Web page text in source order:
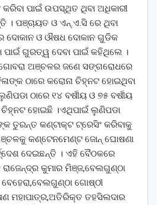
ପାଇଁ ଉପସ୍ଥିତ ଥିବା ଅଧିକାରୀ
। ପଞ୍ଚାୟତ ଓ ଏନ୍.ଏ.ସି ରେ ଥିବା
ଦୋକାନ ଓ ଔଷଧ ଦୋକାନ ଗୁଡିକ
ପାଇଁ ଗୁରତ୍ୱ ଦେବା ପାଇଁ କହିଥିଲେ ।
ଅଞ୍ଚଳର ଜଣେ ସଙ୍ଗରୋଧରେ
ଠାରେ କରୋନା ଚିହ୍ନଟ ହୋଇଥିବା
ଠାରେ ୧୪ ବର୍ଷୀୟ ଓ ୭୫ ବର୍ଷୀୟ
ହୋଇଛି ।ଏଥିପାଇଁ ଲୁଣିପଡା
ତୁରନ୍ତ କଣ୍ଟାକ୍ଟ ଟ୍ରେସିଂ କରିବାକୁ
କଣ୍ଟେନମେଣ୍ଟ ଜୋନ୍ ଘୋଷଣା
ଦେଇଛନ୍ତି । ଏହି ବୈଠକରେ
କୁମାର ମିଞ୍ଜ,ବେଲଗୁଣ୍ଠା
ଗୋଷ୍ଠୀ
ମହାପାତ୍ର,ଅତିରିକ୍ତ ତହସିଲଦାର